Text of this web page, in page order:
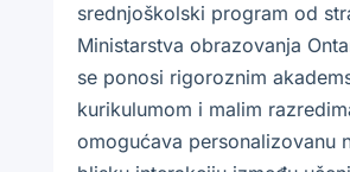
srednjoškolski program od
Ministarstva obrazovanja
se ponosi rigoroznim
kurikulumom i malim
omogućava personalizovanu